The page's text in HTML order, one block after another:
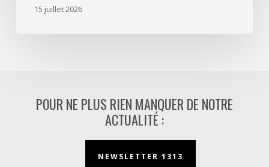
15 juillet 2026
POUR NE PLUS RIEN MANQUER DE NOTRE
ACTUALITÉ :
NEWSLETTER 1313